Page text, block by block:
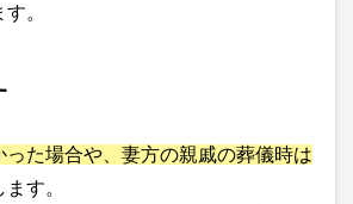
。
った場合や、妻方の親戚の葬儀時は
す。